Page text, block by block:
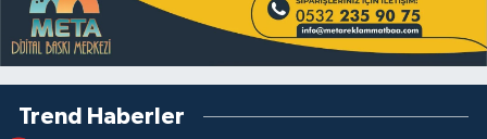
Trend Haberler